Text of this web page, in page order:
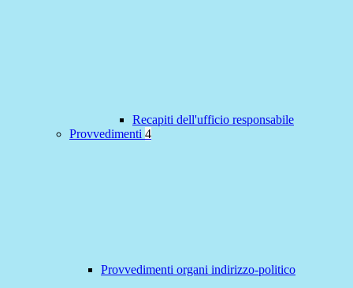
Recapiti dell'ufficio responsabile
Provvedimenti 4
Provvedimenti organi indirizzo-politico